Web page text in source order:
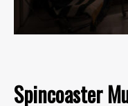
Spincoaster